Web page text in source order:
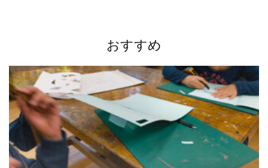
ョ
ン
おすすめ